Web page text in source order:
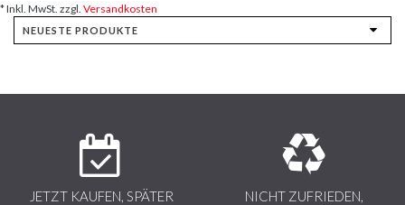
* Inkl. MwSt. zzgl. Versandkosten
JETZT KAUFEN, SPÄTER
NICHT ZUFRIEDEN,